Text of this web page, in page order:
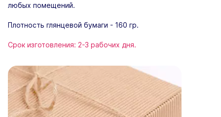
любых помещений.
Плотность глянцевой бумаги - 160 гр.
Срок изготовления: 2-3 рабочих дня.